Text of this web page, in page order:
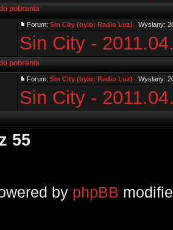
pobrania
Forum: Sin City (bylo: Radio Luz) Wysłany:
Sin City -
pobrania
Forum: Sin City (bylo: Radio Luz) Wysłany:
Sin City -
z 55
by phpBB